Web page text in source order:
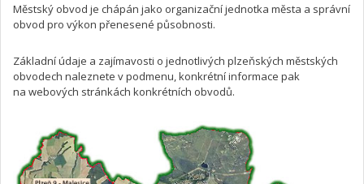
Městský obvod je chápán jako organizační jednotka města a správní
obvod pro výkon přenesené působnosti.
Základní údaje a zajímavosti o jednotlivých plzeňských městských
obvodech naleznete v podmenu, konkrétní informace pak
na webových stránkách konkrétních obvodů.